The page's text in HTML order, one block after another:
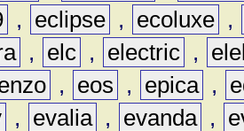
, eclipse , ecoluxe ,
, elc , electric ,
, eos , epica ,
, evalia , evanda ,